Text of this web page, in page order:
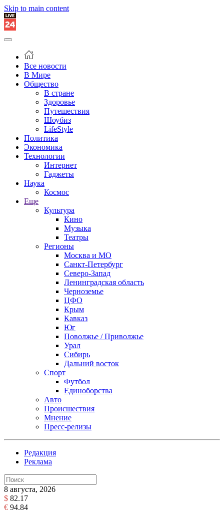
Skip to main content
Все новости
В Мире
Общество
В стране
Здоровье
Путешествия
Шоубиз
LifeStyle
Политика
Экономика
Технологии
Интернет
Гаджеты
Наука
Космос
Еще
Культура
Кино
Музыка
Театры
Регионы
Москва и МО
Санкт-Петербург
Северо-Запад
Ленинградская область
Черноземье
ЦФО
Крым
Кавказ
Юг
Поволжье / Приволжье
Урал
Сибирь
Дальний восток
Спорт
Футбол
Единоборства
Авто
Происшествия
Мнение
Пресс-релизы
Редакция
Реклама
8 августа, 2026
$ 82.17
€ 94.84